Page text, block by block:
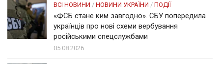
ВСІ НОВИНИ / НОВИНИ УКРАЇНИ / ПОДІЇ
«ФСБ стане ким завгодно». СБУ попередила
українців про нові схеми вербування
російськими спецслужбами
05.08.2026